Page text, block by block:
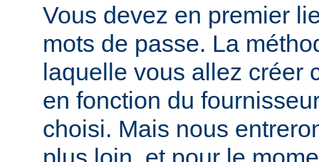
Vous devez en premier
mots de passe. La
laquelle vous allez créer
en fonction du
choisi. Mais nous